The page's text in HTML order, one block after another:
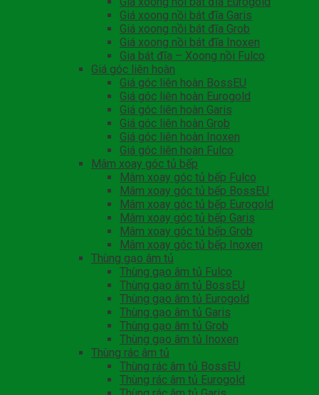
Giá xoong nồi bát đĩa Garis
Giá xoong nồi bát đĩa Grob
Giá xoong nồi bát đĩa Inoxen
Gia bát đĩa – Xoong nồi Fulco
Giá góc liên hoàn
Giá góc liên hoàn BossEU
Giá góc liên hoàn Eurogold
Giá góc liên hoàn Garis
Giá góc liên hoàn Grob
Giá góc liên hoàn Inoxen
Giá góc liên hoàn Fulco
Mâm xoay góc tủ bếp
Mâm xoay góc tủ bếp Fulco
Mâm xoay góc tủ bếp BossEU
Mâm xoay góc tủ bếp Eurogold
Mâm xoay góc tủ bếp Garis
Mâm xoay góc tủ bếp Grob
Mâm xoay góc tủ bếp Inoxen
Thùng gạo âm tủ
Thùng gạo âm tủ Fulco
Thùng gạo âm tủ BossEU
Thùng gạo âm tủ Eurogold
Thùng gạo âm tủ Garis
Thùng gạo âm tủ Grob
Thùng gạo âm tủ Inoxen
Thùng rác âm tủ
Thùng rác âm tủ BossEU
Thùng rác âm tủ Eurogold